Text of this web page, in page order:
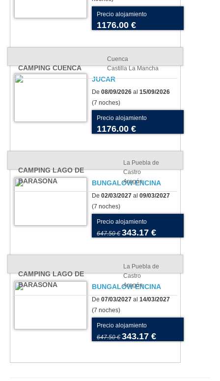
Precio alojamiento
1176.00 €
CAMPING CUENCA
Cuenca
Castilla La Mancha
JUCAR
De 08/09/2026 al 15/09/2026
(7 noches)
Precio alojamiento
1176.00 €
CAMPING LAGO DE
BARASONA
La Puebla de
Castro
Aragón
BUNGALOW ENCINA
De 02/03/2027 al 09/03/2027
(7 noches)
Precio alojamiento
647.50 € 343.17 €
CAMPING LAGO DE
BARASONA
La Puebla de
Castro
Aragón
BUNGALOW ENCINA
De 07/03/2027 al 14/03/2027
(7 noches)
Precio alojamiento
647.50 € 343.17 €